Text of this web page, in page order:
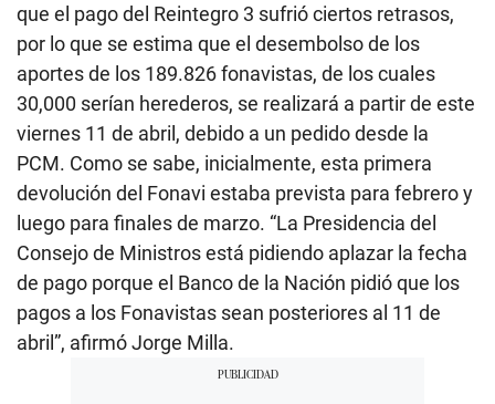
que el pago del Reintegro 3 sufrió ciertos retrasos,
por lo que se estima que el desembolso de los
aportes de los 189.826 fonavistas, de los cuales
30,000 serían herederos, se realizará a partir de este
viernes 11 de abril, debido a un pedido desde la
PCM. Como se sabe, inicialmente, esta primera
devolución del Fonavi estaba prevista para febrero y
luego para finales de marzo. “La Presidencia del
Consejo de Ministros está pidiendo aplazar la fecha
de pago porque el Banco de la Nación pidió que los
pagos a los Fonavistas sean posteriores al 11 de
abril”, afirmó Jorge Milla.